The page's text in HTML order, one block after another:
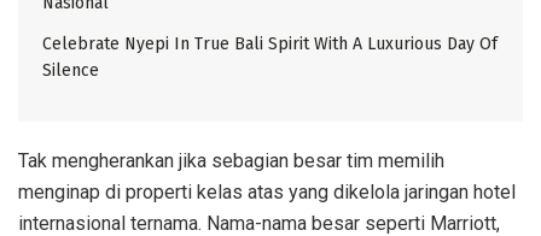
Celebrate Nyepi In True Bali Spirit With A Luxurious Day Of
Silence
Tak mengherankan jika sebagian besar tim memilih
menginap di properti kelas atas yang dikelola jaringan hotel
internasional ternama. Nama-nama besar seperti Marriott,